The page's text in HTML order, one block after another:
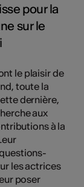
pour la
sur le
le plaisir de
toute la
dernière,
aux
à la
les actrices
poser